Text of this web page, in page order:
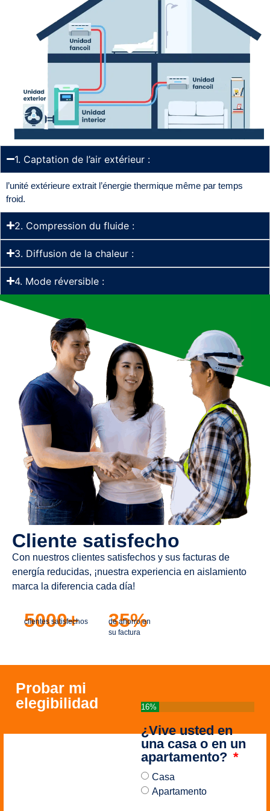
1. Captation de l’air extérieur :
l’unité extérieure extrait l’énergie thermique même par temps
froid.
2. Compression du fluide :
3. Diffusion de la chaleur :
4. Mode réversible :
Cliente satisfecho
Con nuestros clientes satisfechos y sus facturas de
energía reducidas, ¡nuestra experiencia en aislamiento
marca la diferencia cada día!
5000+
clientes satisfechos 35%
de ahorro en
su factura
Probar mi
elegibilidad
16%
¿Vive usted en
una casa o en un
apartamento?
Casa
Apartamento